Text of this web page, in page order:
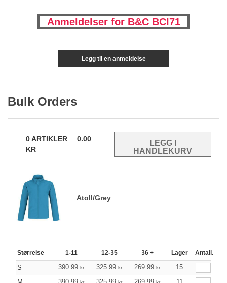
Anmeldelser for B&C BCI71
Legg til en anmeldelse
Bulk Orders
0ARTIKLER
0.00
KR
Atoll/Grey
Størrelse 1-11 12-35 36 + Lager Antall.
S 390.99 kr 325.99 kr 269.99 kr
15